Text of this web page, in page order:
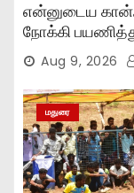
என்னுடைய
நோக்கி
முகமது பர்வேஸ்
Aug 9, 2026
மதுரை